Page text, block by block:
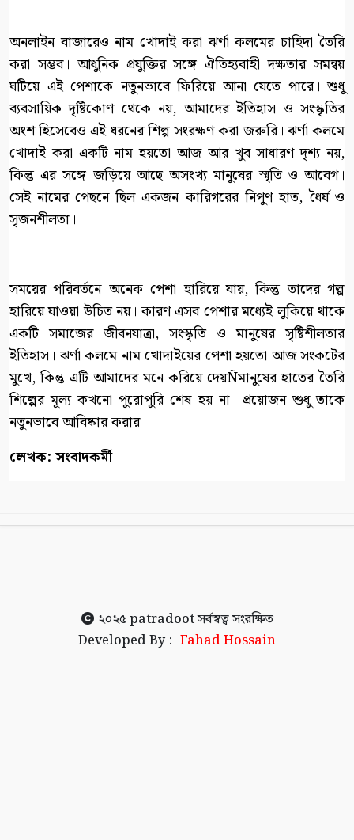
অনলাইন বাজারেও নাম খোদাই করা ঝর্ণা কলমের চাহিদা তৈরি
করা সম্ভব। আধুনিক প্রযুক্তির সঙ্গে ঐতিহ্যবাহী দক্ষতার সমন্বয়
ঘটিয়ে এই পেশাকে নতুনভাবে ফিরিয়ে আনা যেতে পারে। শুধু
ব্যবসায়িক দৃষ্টিকোণ থেকে নয়, আমাদের ইতিহাস ও সংস্কৃতির
অংশ হিসেবেও এই ধরনের শিল্প সংরক্ষণ করা জরুরি। ঝর্ণা কলমে
খোদাই করা একটি নাম হয়তো আজ আর খুব সাধারণ দৃশ্য নয়,
কিন্তু এর সঙ্গে জড়িয়ে আছে অসংখ্য মানুষের স্মৃতি ও আবেগ।
সেই নামের পেছনে ছিল একজন কারিগরের নিপুণ হাত, ধৈর্য ও
সৃজনশীলতা।
সময়ের পরিবর্তনে অনেক পেশা হারিয়ে যায়, কিন্তু তাদের গল্প
হারিয়ে যাওয়া উচিত নয়। কারণ এসব পেশার মধ্যেই লুকিয়ে থাকে
একটি সমাজের জীবনযাত্রা, সংস্কৃতি ও মানুষের সৃষ্টিশীলতার
ইতিহাস। ঝর্ণা কলমে নাম খোদাইয়ের পেশা হয়তো আজ সংকটের
মুখে, কিন্তু এটি আমাদের মনে করিয়ে দেয়Ñমানুষের হাতের তৈরি
শিল্পের মূল্য কখনো পুরোপুরি শেষ হয় না। প্রয়োজন শুধু তাকে
নতুনভাবে আবিষ্কার করার।
লেখক: সংবাদকর্মী
২০২৫ patradootসর্বস্বত্ব সংরক্ষিত
Developed By : Fahad Hossain